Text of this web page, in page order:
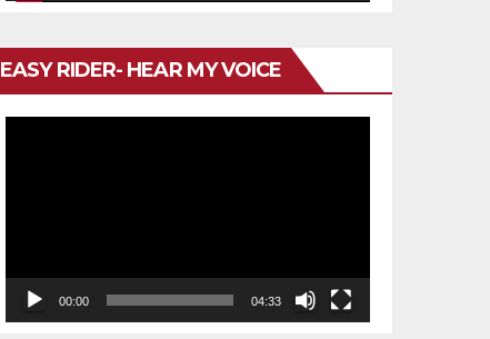
EASY RIDER- HEAR MY VOICE
00:00 04:33